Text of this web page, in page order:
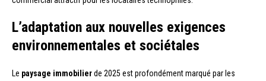
L’adaptation aux nouvelles exigences
environnementales et sociétales
Le paysage immobilierde 2025 est profondément marqué par les